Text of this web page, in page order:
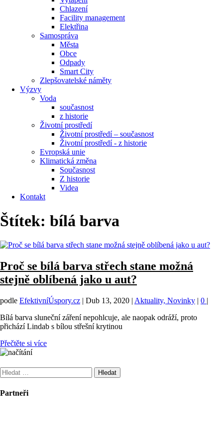
Chlazení
Facility management
Elektřina
Samospráva
Města
Obce
Odpady
Smart City
Zlepšovatelské náměty
Výzvy
Voda
současnost
z historie
Životní prostředí
Životní prostředí – současnost
Životní prostředí ​- z historie
Evropská unie
Klimatická změna
Současnost
Z historie
Videa
Kontakt
Štítek: bílá barva
Proč se bílá barva střech stane možná
stejně oblíbená jako u aut?
podle EfektivníÚspory.cz | Dub 13, 2020 | Aktuality, Novinky | 0 |
Bílá barva sluneční záření nepohlcuje, ale naopak odráží, proto
přichází Lindab s bílou střešní krytinou
Přečtěte si více
Vyhledávání
Partneři